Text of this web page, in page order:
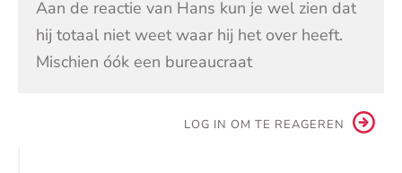
Aan de reactie van Hans kun je wel zien dat
hij totaal niet weet waar hij het over heeft.
Mischien óók een bureaucraat
LOG IN OM TE REAGEREN